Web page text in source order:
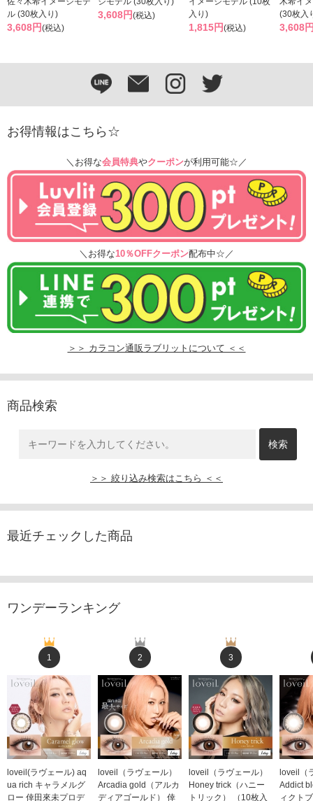
ル (30枚入り)
3,608円(税込)
3,608円(税込)
入り)
1,815円(税込)
(30枚入
3,608
お得情報はこちら☆
＼お得な会員特典やクーポンが利用可能☆／
＼お得な10％OFFクーポン配布中☆／
＞＞ カラコン通販ラブリットについて ＜＜
商品検索
＞＞ 絞り込み検索はこちら ＜＜
最近チェックした商品
ワンデーランキング
1
loveil(ラヴェール) aq
ua rich キャラメルグ
ロー 倖田來未プロデ
2
loveil（ラヴェール）
Arcadia gold（アルカ
ディアゴールド） 倖
3
loveil（ラヴェール）
Honey trick（ハニー
トリック） （10枚入
loveil（
Addict
ィクト